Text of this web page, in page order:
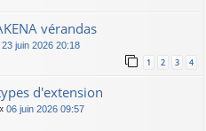
vérandas
23 juin 2026 20:18
1 2 3 4
d'extension
06 juin 2026 09:57